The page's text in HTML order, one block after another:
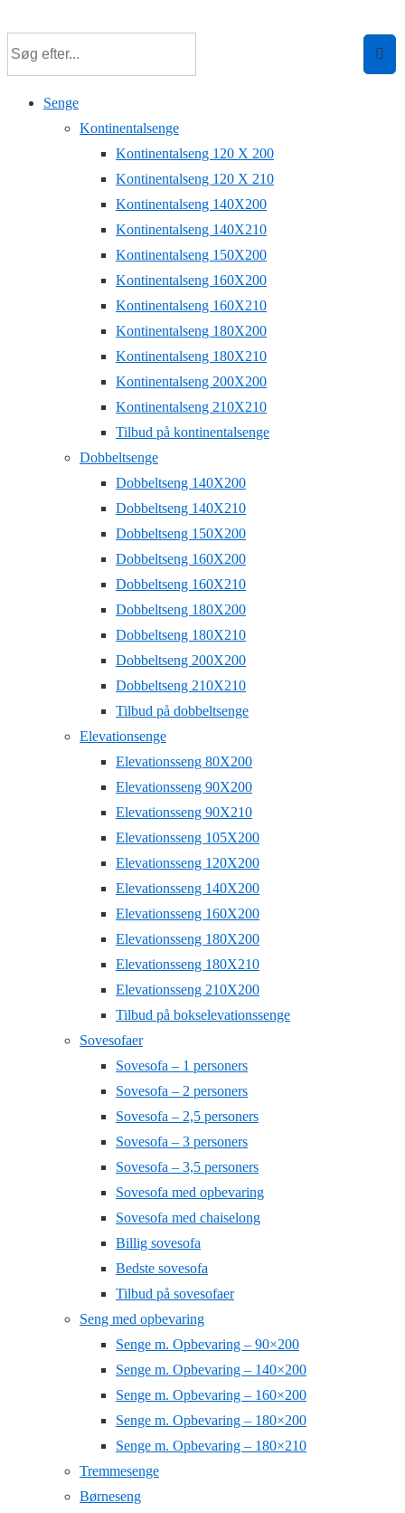
hovedindhold
Senge
Kontinentalsenge
Kontinentalseng 120 X 200
Kontinentalseng 120 X 210
Kontinentalseng 140X200
Kontinentalseng 140X210
Kontinentalseng 150X200
Kontinentalseng 160X200
Kontinentalseng 160X210
Kontinentalseng 180X200
Kontinentalseng 180X210
Kontinentalseng 200X200
Kontinentalseng 210X210
Tilbud på kontinentalsenge
Dobbeltsenge
Dobbeltseng 140X200
Dobbeltseng 140X210
Dobbeltseng 150X200
Dobbeltseng 160X200
Dobbeltseng 160X210
Dobbeltseng 180X200
Dobbeltseng 180X210
Dobbeltseng 200X200
Dobbeltseng 210X210
Tilbud på dobbeltsenge
Elevationsenge
Elevationsseng 80X200
Elevationsseng 90X200
Elevationsseng 90X210
Elevationsseng 105X200
Elevationsseng 120X200
Elevationsseng 140X200
Elevationsseng 160X200
Elevationsseng 180X200
Elevationsseng 180X210
Elevationsseng 210X200
Tilbud på bokselevationssenge
Sovesofaer
Sovesofa – 1 personers
Sovesofa – 2 personers
Sovesofa – 2,5 personers
Sovesofa – 3 personers
Sovesofa – 3,5 personers
Sovesofa med opbevaring
Sovesofa med chaiselong
Billig sovesofa
Bedste sovesofa
Tilbud på sovesofaer
Seng med opbevaring
Senge m. Opbevaring – 90×200
Senge m. Opbevaring – 140×200
Senge m. Opbevaring – 160×200
Senge m. Opbevaring – 180×200
Senge m. Opbevaring – 180×210
Tremmesenge
Børneseng